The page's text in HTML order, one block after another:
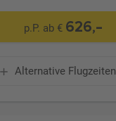
p.P. ab € 626,-
Alternative Flugzeiten